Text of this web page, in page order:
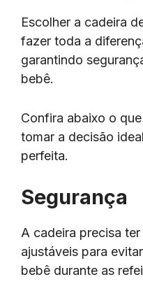
Escolher a cadeira
fazer toda a
garantindo
bebê.
Confira abaixo o
tomar a decisão
perfeita.
Segurança
A cadeira precisa
ajustáveis para
bebê durante as